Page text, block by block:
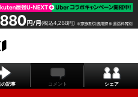
の記事 コメント シェア